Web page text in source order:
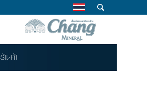
ร้านค้า